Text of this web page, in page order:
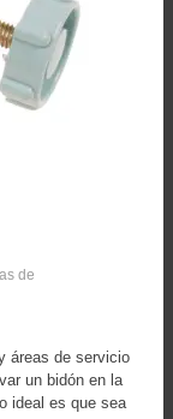
de
áreas de servicio
un bidón en la
ideal es que sea